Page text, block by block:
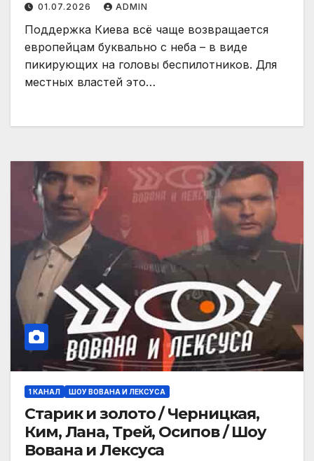
01.07.2026 ADMIN
Поддержка Киева всё чаще возвращается
европейцам буквально с неба – в виде
пикирующих на головы беспилотников. Для
местных властей это…
1 КАНАЛ ШОУ ВОВАНА И ЛЕКСУСА
Старик и золото / Черницкая,
Ким, Лана, Трей, Осипов / Шоу
Вована и Лексуса